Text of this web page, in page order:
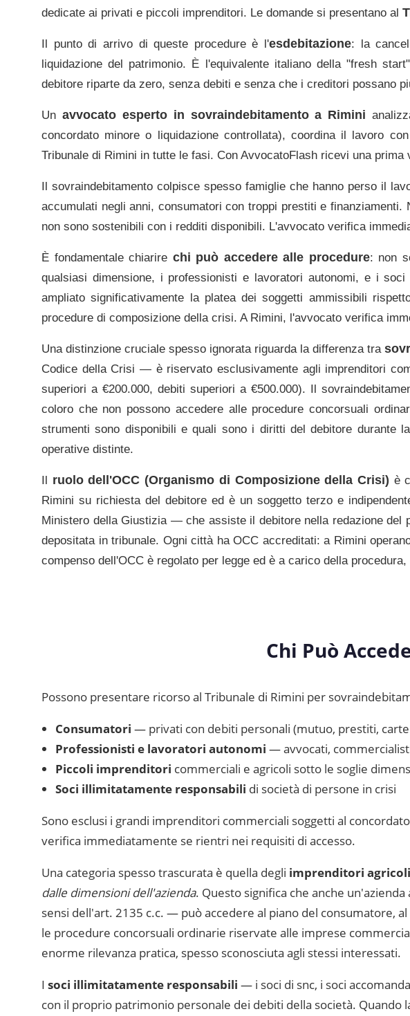
dedicate ai privati e piccoli imprenditori. Le domande si presentano al
Il punto di arrivo di queste procedure è l'esdebitazione: la
liquidazione del patrimonio. È l'equivalente italiano della "fresh
debitore riparte da zero, senza debiti e senza che i creditori possano
Un avvocato esperto in sovraindebitamento a Rimini
concordato minore o liquidazione controllata), coordina il lavoro
Tribunale di Rimini in tutte le fasi. Con AvvocatoFlash ricevi una prima
Il sovraindebitamento colpisce spesso famiglie che hanno perso il
accumulati negli anni, consumatori con troppi prestiti e
non sono sostenibili con i redditi disponibili. L'avvocato verifica
È fondamentale chiarire chi può accedere alle procedure: non
qualsiasi dimensione, i professionisti e lavoratori autonomi, e i
ampliato significativamente la platea dei soggetti ammissibili
procedure di composizione della crisi. A Rimini, l'avvocato verifica
Una distinzione cruciale spesso ignorata riguarda la differenza tra
Codice della Crisi — è riservato esclusivamente agli imprenditori
superiori a €200.000, debiti superiori a €500.000). Il
coloro che non possono accedere alle procedure concorsuali
strumenti sono disponibili e quali sono i diritti del debitore durante
operative distinte.
Il ruolo dell'OCC (Organismo di Composizione della Crisi) è
Rimini su richiesta del debitore ed è un soggetto terzo e
Ministero della Giustizia — che assiste il debitore nella redazione
depositata in tribunale. Ogni città ha OCC accreditati: a Rimini
compenso dell'OCC è regolato per legge ed è a carico della
Chi Può
Possono presentare ricorso al Tribunale di Rimini per
Consumatori — privati con debiti personali (mutuo, prestiti,
Professionisti e lavoratori autonomi — avvocati,
Piccoli imprenditori commerciali e agricoli sotto le soglie
Soci illimitatamente responsabili di società di persone in crisi
Sono esclusi i grandi imprenditori commerciali soggetti al
verifica immediatamente se rientri nei requisiti di accesso.
Una categoria spesso trascurata è quella degli imprenditori agricoli
dalle dimensioni dell'azienda. Questo significa che anche
sensi dell'art. 2135 c.c. — può accedere al piano del consumatore,
le procedure concorsuali ordinarie riservate alle imprese
enorme rilevanza pratica, spesso sconosciuta agli stessi interessati.
I soci illimitatamente responsabili — i soci di snc, i soci
con il proprio patrimonio personale dei debiti della società. Quando